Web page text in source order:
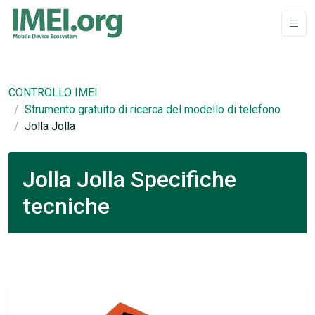
CONTROLLO IMEI
Strumento gratuito di ricerca del modello di telefono
Jolla Jolla
Jolla Jolla Specifiche
tecniche